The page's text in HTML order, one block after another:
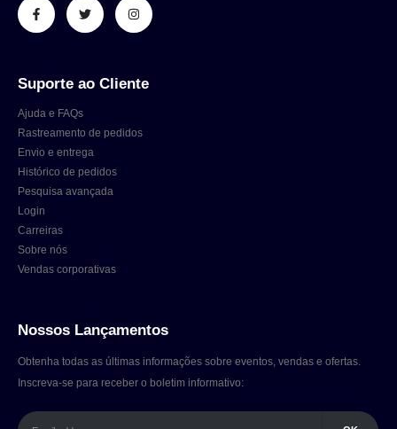
Suporte ao Cliente
Ajuda e FAQs
Rastreamento de pedidos
Envio e entrega
Histórico de pedidos
Pesquisa avançada
Login
Carreiras
Sobre nós
Vendas corporativas
Nossos Lançamentos
Obtenha todas as últimas informações sobre eventos, vendas e ofertas.
Inscreva-se para receber o boletim informativo: